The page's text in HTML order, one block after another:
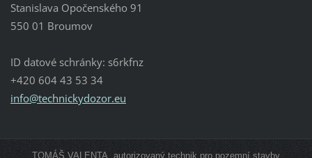
Stanislava Opočenského 91
550 01 Broumov
ID datové schránky: s6rkfnz
+420 604 43 53 34
info@technickydozor.eu
TOMÁŠ VALENTA, autorizovaný technik pro pozemní stavby